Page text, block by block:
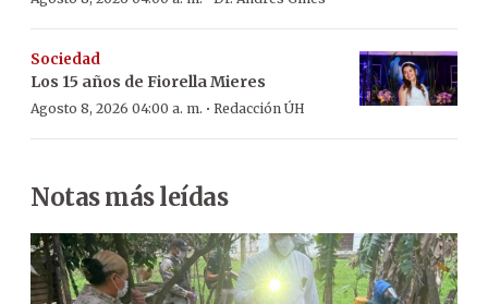
Sociedad
Los 15 años de Fiorella Mieres
Agosto 8, 2026 04:00 a. m. · Redacción ÚH
Notas más leídas